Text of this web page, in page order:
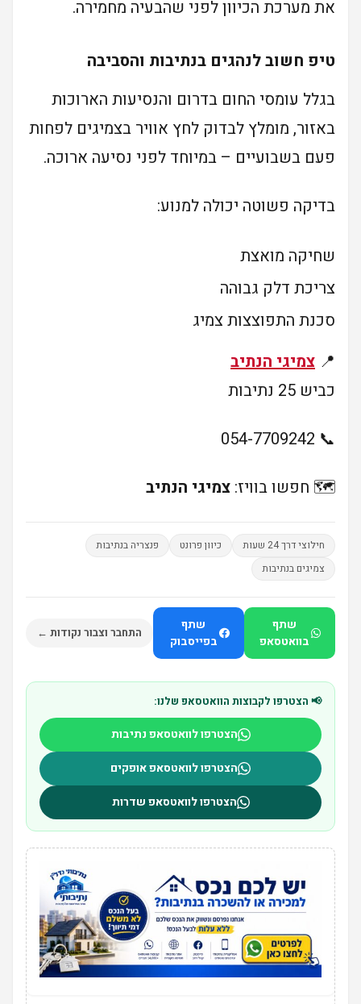
את מערכת הכיוון לפני שהבעיה מחמירה.
טיפ חשוב לנהגים בנתיבות והסביבה
בגלל עומסי החום בדרום והנסיעות הארוכות
באזור, מומלץ לבדוק לחץ אוויר בצמיגים לפחות
פעם בשבועיים – במיוחד לפני נסיעה ארוכה.
בדיקה פשוטה יכולה למנוע:
שחיקה מואצת
צריכת דלק גבוהה
סכנת התפוצצות צמיג
📍 צמיגי הנתיב
כביש 25 נתיבות
📞 054-7709242
🗺️ חפשו בוויז: צמיגי הנתיב
חילוצי דרך 24 שעות כיוון פרונט
פנצריה בנתיבות
צמיגים בנתיבות
שתף
בוואטסאפ
שתף
בפייסבוק
התחבר וצבור נקודות ←
📢 הצטרפו לקבוצות הוואטסאפ שלנו:
הצטרפו לוואטסאפ נתיבות
הצטרפו לוואטסאפ אופקים
הצטרפו לוואטסאפ שדרות